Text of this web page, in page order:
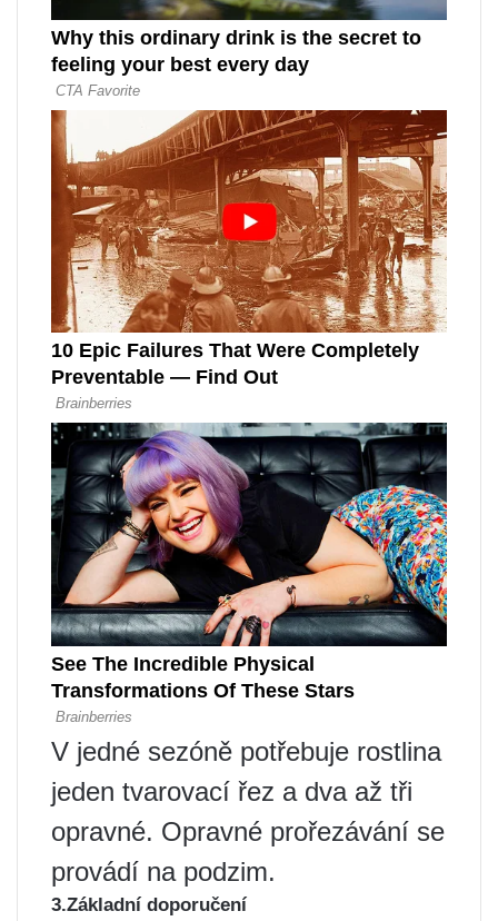
V jedné sezóně potřebuje rostlina
jeden tvarovací řez a dva až tři
opravné. Opravné prořezávání se
provádí na podzim.
3.Základní doporučení